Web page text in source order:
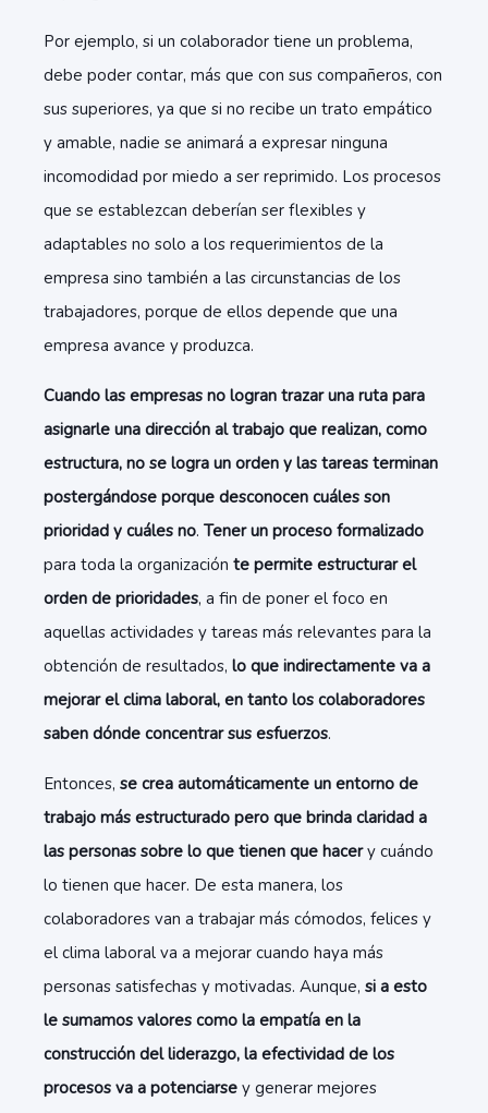
Por ejemplo, si un colaborador tiene un problema,
debe poder contar, más que con sus compañeros, con
sus superiores, ya que si no recibe un trato empático
y amable, nadie se animará a expresar ninguna
incomodidad por miedo a ser reprimido. Los procesos
que se establezcan deberían ser flexibles y
adaptables no solo a los requerimientos de la
empresa sino también a las circunstancias de los
trabajadores, porque de ellos depende que una
empresa avance y produzca.
Cuando las empresas no logran trazar una ruta para
asignarle una dirección al trabajo que realizan, como
estructura, no se logra un orden y las tareas terminan
postergándose porque desconocen cuáles son
prioridad y cuáles no. Tener un proceso formalizado
para toda la organización te permite estructurar el
orden de prioridades, a fin de poner el foco en
aquellas actividades y tareas más relevantes para la
obtención de resultados, lo que indirectamente va a
mejorar el clima laboral, en tanto los colaboradores
saben dónde concentrar sus esfuerzos.
Entonces, se crea automáticamente un entorno de
trabajo más estructurado pero que brinda claridad a
las personas sobre lo que tienen que hacery cuándo
lo tienen que hacer. De esta manera, los
colaboradores van a trabajar más cómodos, felices y
el clima laboral va a mejorar cuando haya más
personas satisfechas y motivadas. Aunque, si a esto
le sumamos valores como la empatía en la
construcción del liderazgo, la efectividad de los
procesos va a potenciarse y generar mejores